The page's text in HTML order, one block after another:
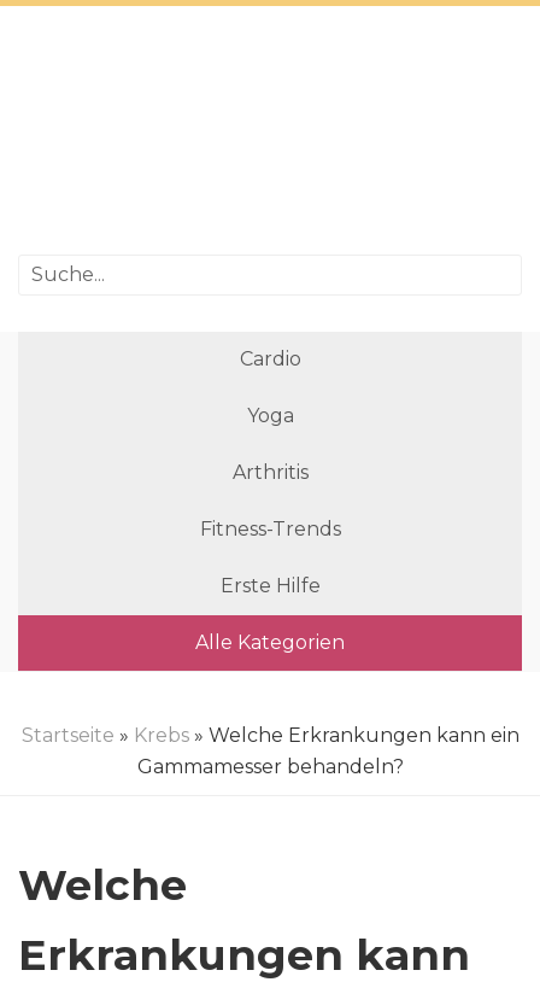
Cardio
Yoga
Arthritis
Fitness-Trends
Erste Hilfe
Alle Kategorien
Startseite » Krebs» Welche Erkrankungen kann ein
Gammamesser behandeln?
Welche
Erkrankungen kann